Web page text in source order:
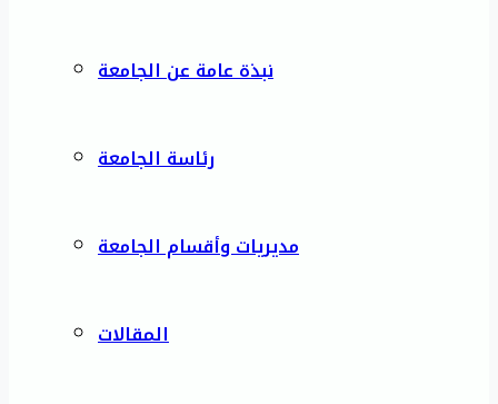
نبذة عامة عن الجامعة
رئاسة الجامعة
مديريات وأقسام الجامعة
المقالات